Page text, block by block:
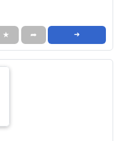
★ ➦ ➜